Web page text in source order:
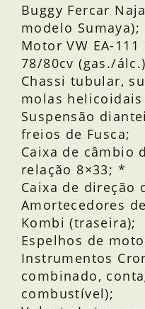
Buggy Fercar
modelo Sumaya);
Motor VW EA-
78/80cv (gas./
Chassi tubular,
molas helicoidais
Suspensão
freios de Fusca;
Caixa de câmbio
relação 8×33; *
Caixa de direção
Amortecedores
Kombi (traseira);
Espelhos de
Instrumentos
combinado,
combustível);